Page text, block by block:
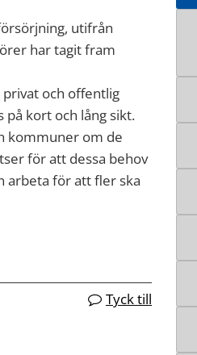
utifrån
har tagit fram
och offentlig
kort och lång sikt.
kommuner om de
för att dessa behov
arbeta för att fler ska
Tyck till